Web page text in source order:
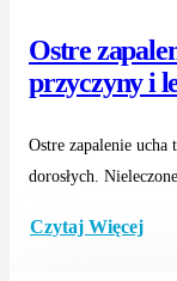
Ostre
przyczyny i
Ostre zapalenie
dorosłych.
Czytaj Więcej